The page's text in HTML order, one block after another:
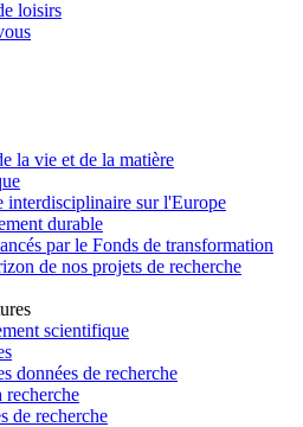
loisirs
la vie et de la matière
interdisciplinaire sur l'Europe
durable
par le Fonds de transformation
de nos projets de recherche
scientifique
données de recherche
recherche
de recherche